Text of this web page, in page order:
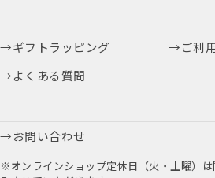
ギフトラッピング
ご利
よくある質問
お問い合わせ
※オンラインショップ定休日（火・土曜）